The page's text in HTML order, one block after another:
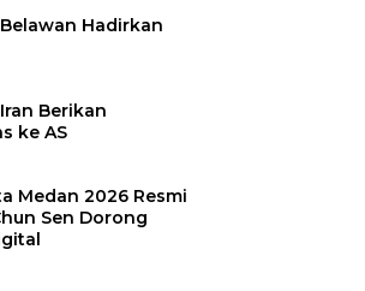
Hadirkan
Berikan
ke AS
Medan 2026 Resmi
Sen Dorong